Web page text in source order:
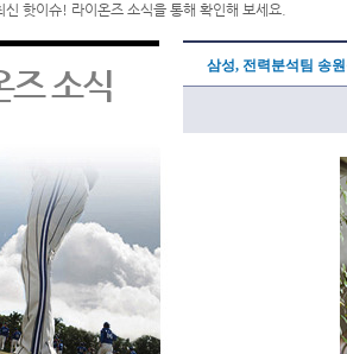
신 핫이슈! 라이온즈 소식을 통해 확인해 보세요.
즈 소식 삼성, 전력분석팀 송